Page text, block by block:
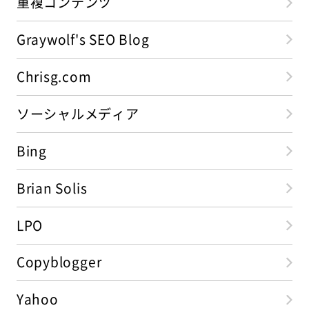
Graywolf's SEO Blog
Chrisg.com
ソーシャルメディア
Bing
Brian Solis
LPO
Copyblogger
Yahoo